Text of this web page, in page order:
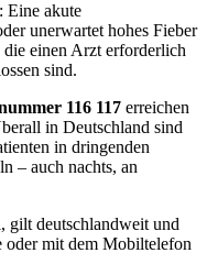
Eine akute
unerwartet hohes Fieber
einen Arzt erforderlich
sind.
116 117 erreichen
in Deutschland sind
in dringenden
– auch nachts, an
gilt deutschlandweit und
oder mit dem Mobiltelefon